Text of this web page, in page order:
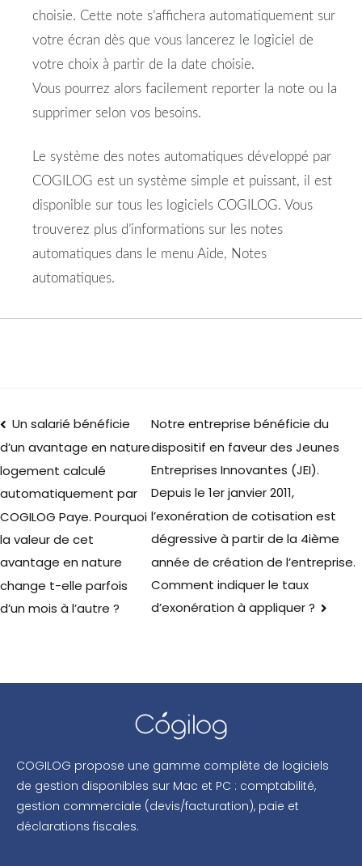
choisie. Cette note s’affichera automatiquement sur
votre écran dès que vous lancerez le logiciel de
votre choix à partir de la date choisie.
Vous pourrez alors facilement reporter la note ou la
supprimer selon vos besoins.
Le système des notes automatiques développé par
COGILOG est un système simple et puissant, il est
disponible sur tous les logiciels COGILOG. Vous
trouverez plus d’informations sur les notes
automatiques dans le menu Aide, Notes
automatiques.
Un salarié bénéficie
d’un avantage en nature
logement calculé
automatiquement par
COGILOG Paye. Pourquoi
la valeur de cet
avantage en nature
change t-elle parfois
d’un mois à l’autre ?
Notre entreprise bénéficie du
dispositif en faveur des Jeunes
Entreprises Innovantes (JEI).
Depuis le 1er janvier 2011,
l’exonération de cotisation est
dégressive à partir de la 4ième
année de création de l’entreprise.
Comment indiquer le taux
d’exonération à appliquer ?
COGILOG propose une gamme complète de logiciels
de gestion disponibles sur Mac et PC : comptabilité,
gestion commerciale (devis/facturation), paie et
déclarations fiscales.